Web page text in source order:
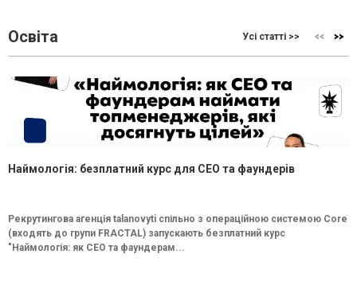
Освіта Усі статті >>
Наймологія: безплатний курс для CEO та фаундерів
Рекрутингова агенція talanovyti спільно з операційною системою Core
(входять до групи FRACTAL) запускають безплатний курс
"Наймологія: як СEO та фаундерам...